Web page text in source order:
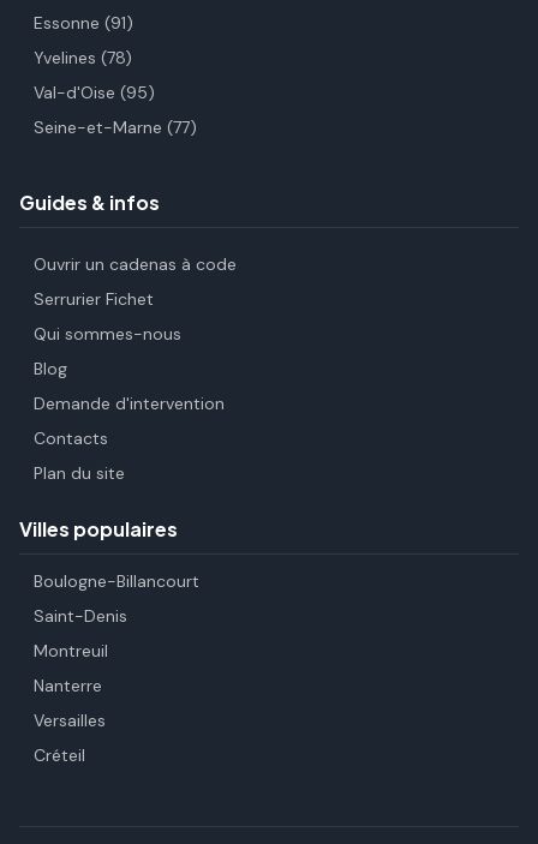
Essonne (91)
Yvelines (78)
Val-d'Oise (95)
Seine-et-Marne (77)
Guides & infos
Ouvrir un cadenas à code
Serrurier Fichet
Qui sommes-nous
Blog
Demande d'intervention
Contacts
Plan du site
Villes populaires
Boulogne-Billancourt
Saint-Denis
Montreuil
Nanterre
Versailles
Créteil